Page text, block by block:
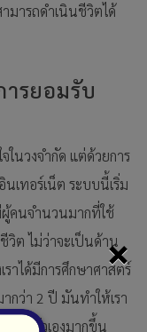
×
ามารถดำเนินชีวิตได้
รยอมรับ
ในวงจำกัด แต่ด้วยการ
เทอร์เน็ต ระบบนี้เริ่ม
คนจำนวนมากที่ใช้
วิต ไม่ว่าจะเป็นด้าน
าได้มีการศึกษาศาสตร์
กว่า 2 ปี มันทำให้เรา
เป็นตัวเองมากขึ้น